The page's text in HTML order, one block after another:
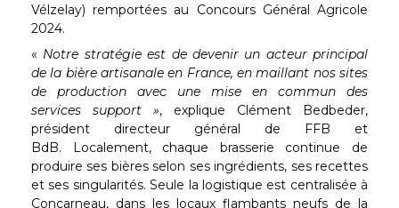
Vélzelay) remportées au Concours Général Agricole
2024.
« Notre stratégie est de devenir un acteur principal
de la bière artisanale en France, en maillant nos sites
de production avec une mise en commun des
services support », explique Clément Bedbeder,
président directeur général de FFB et
BdB. Localement, chaque brasserie continue de
produire ses bières selon ses ingrédients, ses recettes
et ses singularités. Seule la logistique est centralisée à
Concarneau, dans les locaux flambants neufs de la